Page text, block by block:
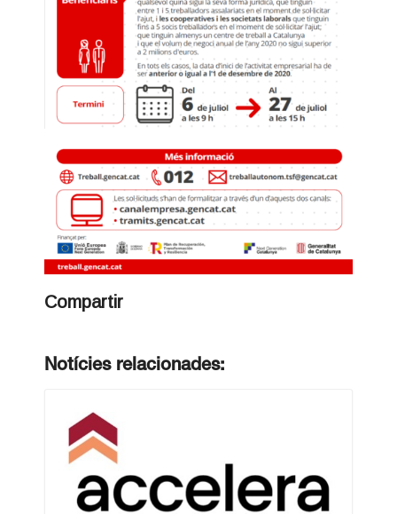
Compartir
Notícies relacionades: